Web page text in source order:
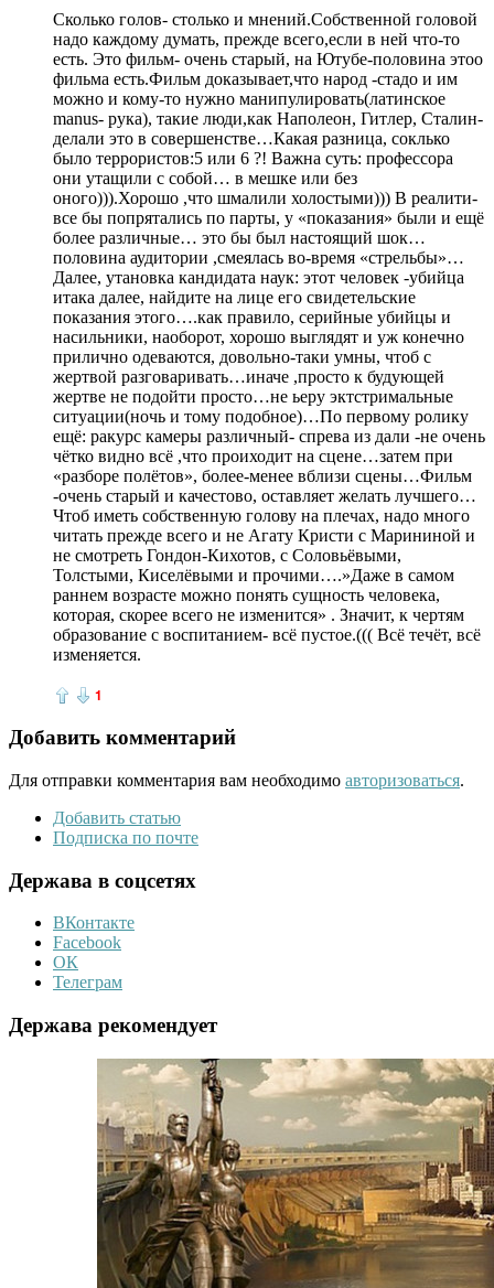
Сколько голов- столько и мнений.Собственной головой
надо каждому думать, прежде всего,если в ней что-то
есть. Это фильм- очень старый, на Ютубе-половина этоо
фильма есть.Фильм доказывает,что народ -стадо и им
можно и кому-то нужно манипулировать(латинское
manus- рука), такие люди,как Наполеон, Гитлер, Сталин-
делали это в совершенстве…Какая разница, соклько
было террористов:5 или 6 ?! Важна суть: профессора
они утащили с собой… в мешке или без
оного))).Хорошо ,что шмалили холостыми))) В реалити-
все бы попрятались по парты, у «показания» были и ещё
более различные… это бы был настоящий шок…
половина аудитории ,смеялась во-время «стрельбы»…
Далее, утановка кандидата наук: этот человек -убийца
итака далее, найдите на лице его свидетельские
показания этого….как правило, серийные убийцы и
насильники, наоборот, хорошо выглядят и уж конечно
прилично одеваются, довольно-таки умны, чтоб с
жертвой разговаривать…иначе ,просто к будующей
жертве не подойти просто…не ьеру эктстримальные
ситуации(ночь и тому подобное)…По первому ролику
ещё: ракурс камеры различный- спрева из дали -не очень
чётко видно всё ,что проиходит на сцене…затем при
«разборе полётов», более-менее вблизи сцены…Фильм
-очень старый и качестово, оставляет желать лучшего…
Чтоб иметь собственную голову на плечах, надо много
читать прежде всего и не Агату Кристи с Марининой и
не смотреть Гондон-Кихотов, с Соловьёвыми,
Толстыми, Киселёвыми и прочими….»Даже в самом
раннем возрасте можно понять сущность человека,
которая, скорее всего не изменится» . Значит, к чертям
образование с воспитанием- всё пустое.((( Всё течёт, всё
изменяется.
1
Добавить комментарий
Для отправки комментария вам необходимо авторизоваться.
Добавить статью
Подписка по почте
Держава в соцсетях
ВКонтакте
Facebook
ОК
Телеграм
Держава рекомендует